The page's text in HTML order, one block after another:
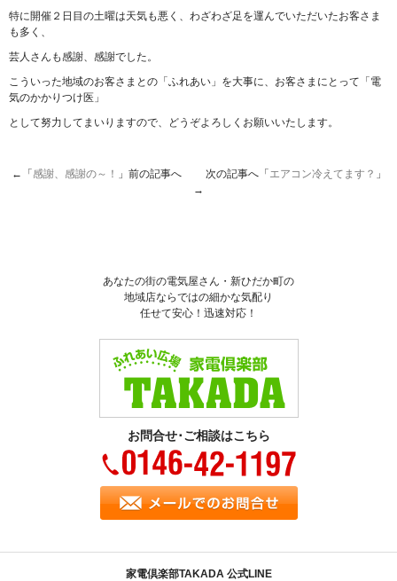
特に開催２日目の土曜は天気も悪く、わざわざ足を運んでいただいたお客さま
も多く、
芸人さんも感謝、感謝でした。
こういった地域のお客さまとの「ふれあい」を大事に、お客さまにとって「電
気のかかりつけ医」
として努力してまいりますので、どうぞよろしくお願いいたします。
←「感謝、感謝の～！ 」前の記事へ 次の記事へ「エアコン冷えてます？ 」
→
あなたの街の電気屋さん・新ひだか町の
地域店ならではの細かな気配り
任せて安心！迅速対応！
お問合せ･ご相談はこちら
家電倶楽部TAKADA 公式LINE